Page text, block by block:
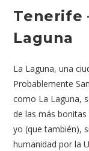
Tenerife
Laguna
La Laguna, una
Probablemente
como La Laguna,
de las más bonitas
yo (que también),
humanidad por la